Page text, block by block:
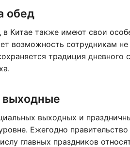
обед
Китае также имеют свои
возможность сотрудникам
традиция дневного
выходные
выходных и
Ежегодно
главных праздников